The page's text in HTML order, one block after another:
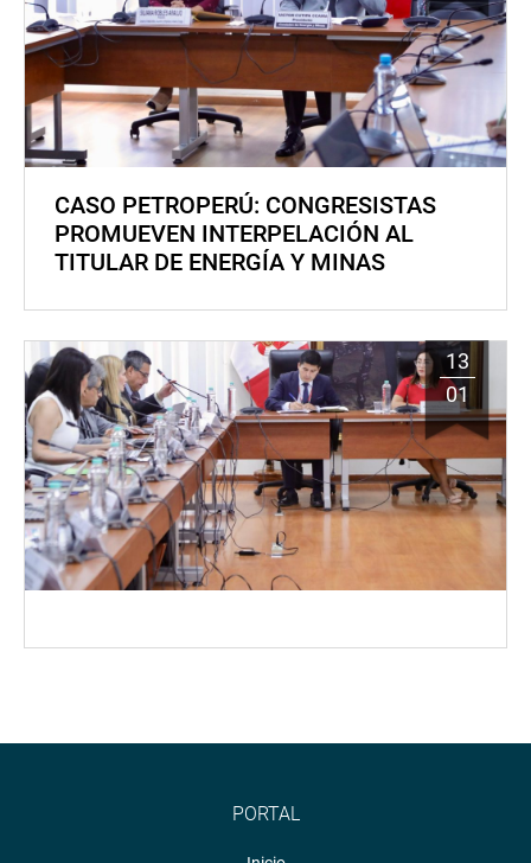
CASO PETROPERÚ: CONGRESISTAS
PROMUEVEN INTERPELACIÓN AL
TITULAR DE ENERGÍA Y MINAS
13
01
PORTAL